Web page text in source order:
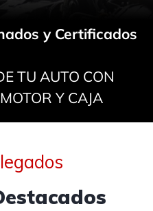
y Certificados
TU AUTO CON
Y CAJA